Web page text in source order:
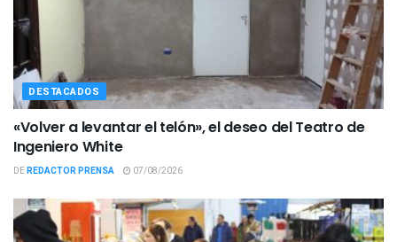
DESTACADOS
«Volver a levantar el telón», el deseo del Teatro de
Ingeniero White
DEREDACTOR PRENSA 07/08/2026